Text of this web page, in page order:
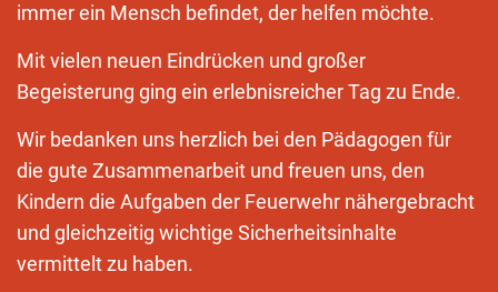
immer ein Mensch befindet, der helfen möchte.
Mit vielen neuen Eindrücken und großer
Begeisterung ging ein erlebnisreicher Tag zu Ende.
Wir bedanken uns herzlich bei den Pädagogen für
die gute Zusammenarbeit und freuen uns, den
Kindern die Aufgaben der Feuerwehr nähergebracht
und gleichzeitig wichtige Sicherheitsinhalte
vermittelt zu haben.